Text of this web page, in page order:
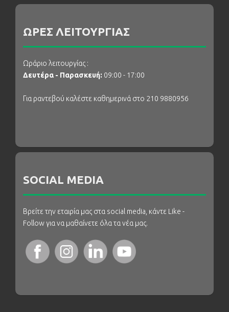
ΩΡΕΣ ΛΕΙΤΟΥΡΓΙΑΣ
Ωράριο λειτουργίας :
Δευτέρα - Παρασκευή: 09:00 - 17:00
Για ραντεβού καλέστε καθημερινά στο 210 9880956
SOCIAL MEDIA
Βρείτε την εταιρία μας στα social media, κάντε Like -
Follow για να μαθαίνετε όλα τα νέα μας.